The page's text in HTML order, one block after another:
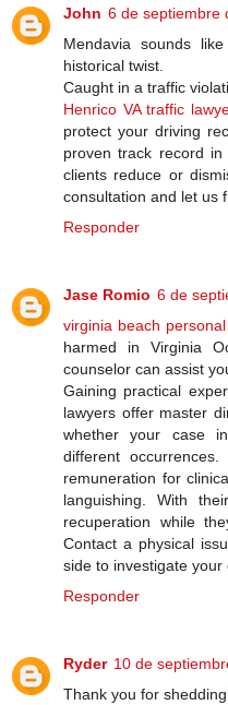
John 6 de septiembre
Mendavia sounds
historical twist.
Caught in a traffic
Henrico VA traffic
protect your driving
proven track record in
clients reduce or
consultation and let us
Responder
Jase Romio 6 de
virginia beach
harmed in Virginia
counselor can assist
Gaining practical
lawyers offer master
whether your case
different
remuneration for
languishing. With
recuperation while
Contact a physical
side to investigate your
Responder
Ryder 10 de
Thank you for